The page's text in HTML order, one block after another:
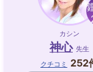
カシン
神心 先生
クチコミ
252